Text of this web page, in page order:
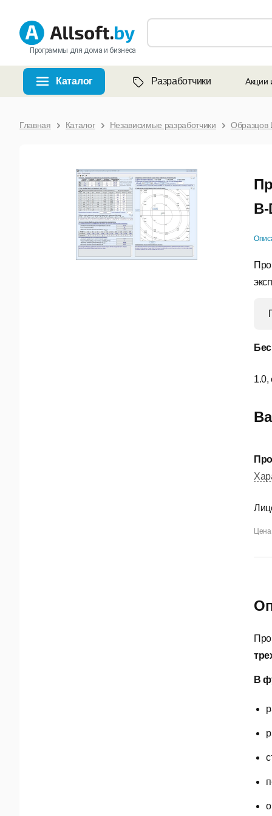
Программы для дома и бизнеса
Каталог Разработчики Акции
Главная Каталог Независимые разработчики Образцов
B-
В